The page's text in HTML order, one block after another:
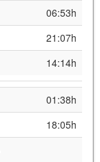
06:53h
21:07h
14:14h
01:38h
18:05h